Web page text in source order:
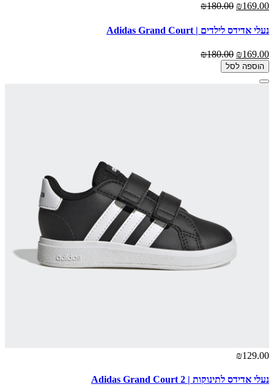
₪169.00
₪180.00
נעלי אדידס לילדים | Adidas Grand Court
₪169.00
₪180.00
הוספה לסל
₪129.00
נעלי אדידס לתינוקות | Adidas Grand Court 2